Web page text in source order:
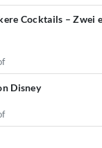
Cocktails – Zwei
Disney